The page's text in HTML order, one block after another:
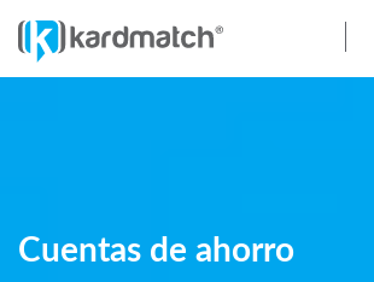
Cuentas de ahorro